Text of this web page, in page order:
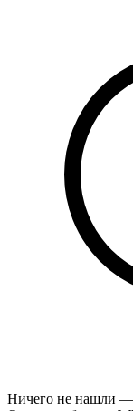
Ничего не нашли —